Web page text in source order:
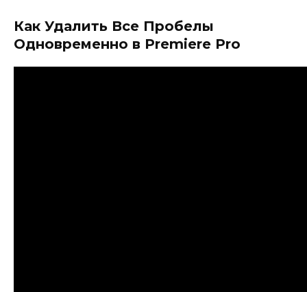
Как Удалить Все Пробелы
Одновременно в Premiere Pro